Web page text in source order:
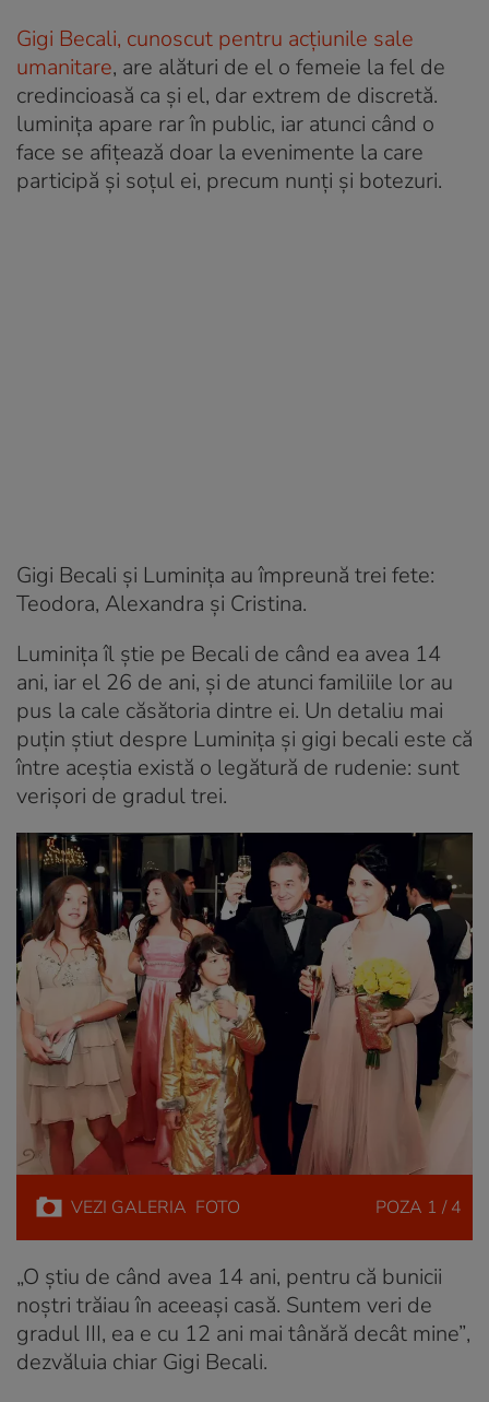
Gigi Becali, cunoscut pentru acțiunile sale
umanitare, are alături de el o femeie la fel de
credincioasă ca și el, dar extrem de discretă.
luminița apare rar în public, iar atunci când o
face se afițează doar la evenimente la care
participă și soțul ei, precum nunți și botezuri.
Gigi Becali și Luminița au împreună trei fete:
Teodora, Alexandra și Cristina.
Luminiţa îl ştie pe Becali de când ea avea 14
ani, iar el 26 de ani, şi de atunci familiile lor au
pus la cale căsătoria dintre ei. Un detaliu mai
puțin știut despre Luminița și gigi becali este că
între aceștia există o legătură de rudenie: sunt
verișori de gradul trei.
VEZI GALERIA FOTO POZA 1 / 4
„O ştiu de când avea 14 ani, pentru că bunicii
noştri trăiau în aceeaşi casă. Suntem veri de
gradul III, ea e cu 12 ani mai tânără decât mine”,
dezvăluia chiar Gigi Becali.